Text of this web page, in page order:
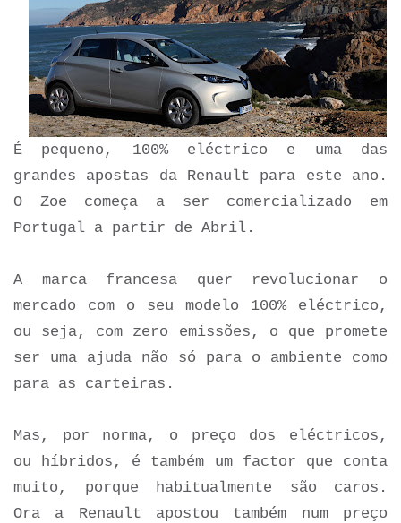
É pequeno, 100% eléctrico e uma das
grandes apostas da Renault para este ano.
O Zoe começa a ser comercializado em
Portugal a partir de Abril.
A marca francesa quer revolucionar o
mercado com o seu modelo 100% eléctrico,
ou seja, com zero emissões, o que promete
ser uma ajuda não só para o ambiente como
para as carteiras.
Mas, por norma, o preço dos eléctricos,
ou híbridos, é também um factor que conta
muito, porque habitualmente são caros.
Ora a Renault apostou também num preço